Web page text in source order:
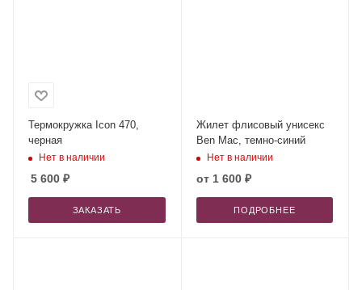
Термокружка Icon 470,
черная
Нет в наличии
5 600 ₽
ЗАКАЗАТЬ
Жилет флисовый унисекс
Ben Mac, темно-синий
Нет в наличии
от 1 600 ₽
ПОДРОБНЕЕ